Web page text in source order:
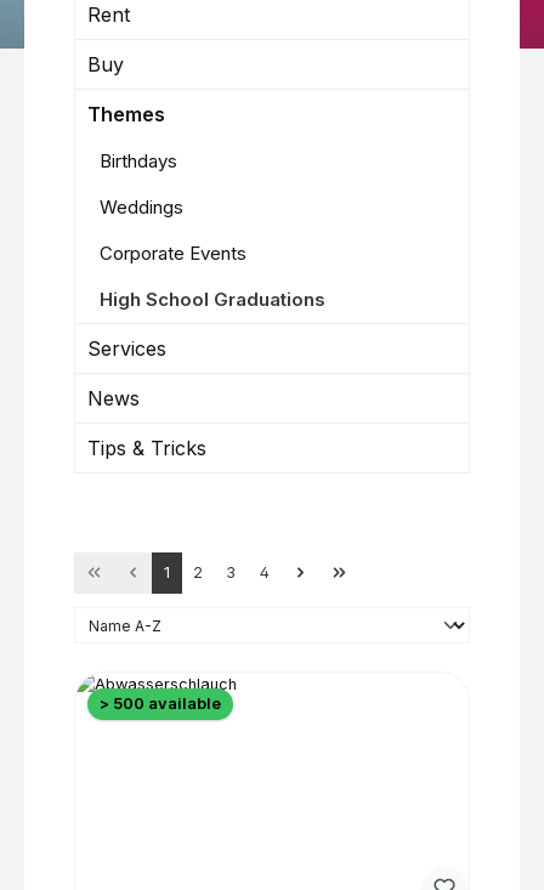
Rent
Buy
Themes
Birthdays
Weddings
Corporate Events
High School Graduations
Services
News
Tips & Tricks
Page
1 Page
2 Page
3 Page
4
> 500 available